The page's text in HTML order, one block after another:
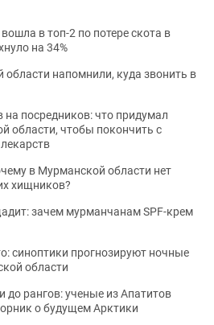
в топ-2 по потере скота в
на 34%
напомнили, куда звонить в
посредников: что придумал
области, чтобы покончить с
в Мурманской области нет
хищников?
зачем мурманчанам SPF-крем
синоптики прогнозируют ночные
области
до рангов: ученые из Апатитов
о будущем Арктики